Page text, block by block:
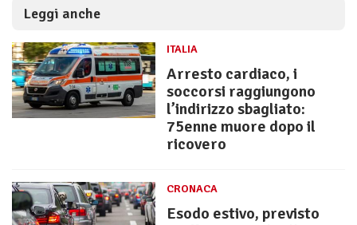
Leggi anche
ITALIA
Arresto cardiaco, i
soccorsi raggiungono
l’indirizzo sbagliato:
75enne muore dopo il
ricovero
CRONACA
Esodo estivo, previsto